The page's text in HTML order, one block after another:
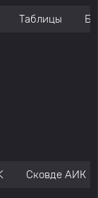
Таблицы
Сковде АИК